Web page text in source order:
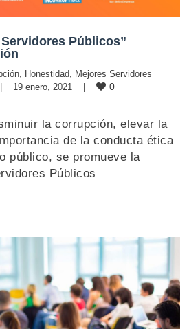
Públicos”
Honestidad Mejores Servidores
| 19 enero, 2021 | 0
la corrupción, elevar la
de la conducta ética
público, se promueve la
Públicos